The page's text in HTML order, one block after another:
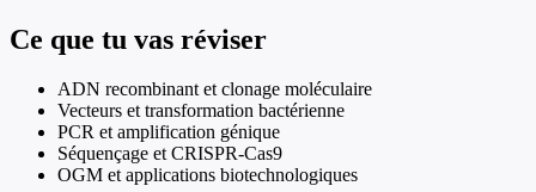
Ce que tu vas réviser
ADN recombinant et clonage moléculaire
Vecteurs et transformation bactérienne
PCR et amplification génique
Séquençage et CRISPR-Cas9
OGM et applications biotechnologiques